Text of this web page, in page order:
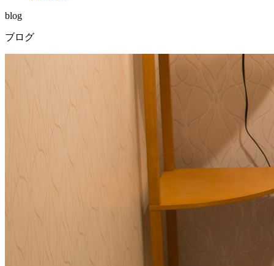
blog
ブログ